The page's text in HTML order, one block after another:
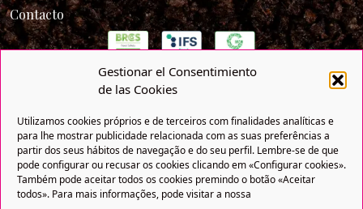
Gestionar el Consentimiento
de las Cookies
Utilizamos cookies próprios e de terceiros com finalidades analíticas e
para lhe mostrar publicidade relacionada com as suas preferências a
partir dos seus hábitos de navegação e do seu perfil. Lembre-se de que
pode configurar ou recusar os cookies clicando em «Configurar cookies».
Também pode aceitar todos os cookies premindo o botão «Aceitar
todos». Para mais informações, pode visitar a nossa
Contacto